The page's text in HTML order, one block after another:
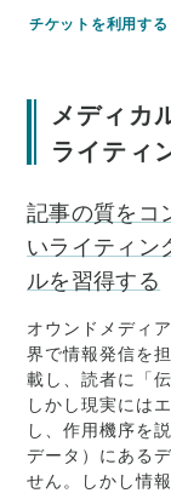
メディカ
ライティ
記事の質をコ
いライティン
ルを習得する
オウンドメディ
界で情報発信を
載し、読者に「
しかし現実には
し、作用機序を
データ）にある
せん。しかし情
チケットを利用する